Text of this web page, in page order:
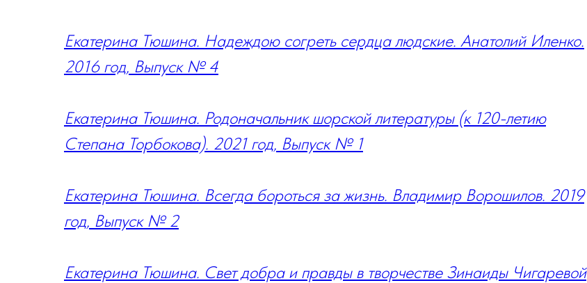
Екатерина Тюшина. Надеждою согреть сердца людские. Анатолий Иленко.
2016 год, Выпуск № 4
Екатерина Тюшина. Родоначальник шорской литературы (к 120-летию
Степана Торбокова). 2021 год, Выпуск № 1
Екатерина Тюшина. Всегда бороться за жизнь. Владимир Ворошилов. 2019
год, Выпуск № 2
Екатерина Тюшина. Свет добра и правды в творчестве Зинаиды Чигаревой